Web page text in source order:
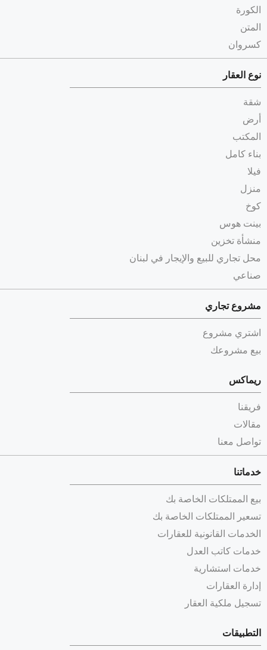
الكورة
المتن
كسروان
نوع العقار
شقة
أرض
المكتب
بناء كامل
فيلا
منزل
كوخ
بينت هوس
منشأة تخزين
محل تجاري للبيع والإيجار في لبنان
صناعي
مشروع تجاري
اشتري مشروع
بيع مشروعك
ريماكس
فريقنا
مقالات
تواصل معنا
خدماتنا
بيع الممتلكات الخاصة بك
تسعير الممتلكات الخاصة بك
الخدمات القانونية للعقارات
خدمات كاتب العدل
خدمات استشارية
إدارة العقارات
تسجيل ملكية العقار
التطبيقات